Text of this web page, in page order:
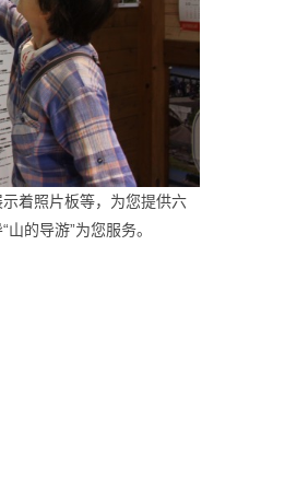
着照片板等，为您提供六
的导游”为您服务。